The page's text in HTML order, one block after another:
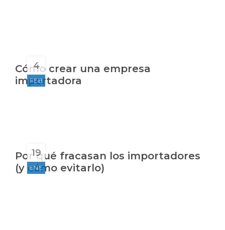
4
FEB
Cómo crear una empresa
importadora
19
ENE
Por qué fracasan los importadores
(y cómo evitarlo)